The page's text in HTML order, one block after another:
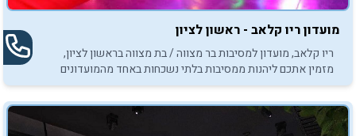
מועדון ריו קלאב - ראשון לציון
ריו קלאב, מועדון למסיבות בר מצווה / בת מצווה בראשון לציון,
מזמין אתכם ליהנות ממסיבות בלתי נשכחות באחד מהמועדונים
הכי שווים בעיר!